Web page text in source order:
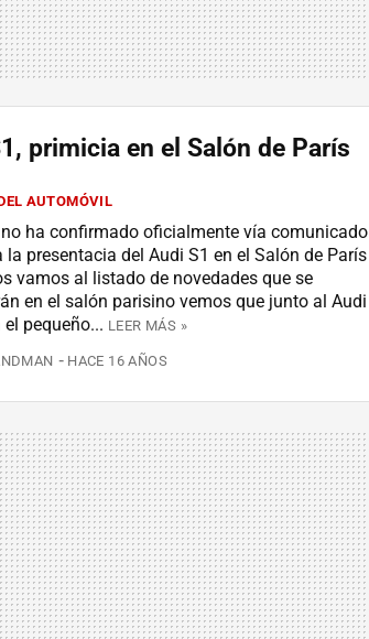
primicia en el Salón de París
AUTOMÓVIL
ha confirmado oficialmente vía comunicado
la presentacia del Audi S1 en el Salón de París
vamos al listado de novedades que se
en el salón parisino vemos que junto al Audi
pequeño... LEER MÁS »
HACE 16 AÑOS